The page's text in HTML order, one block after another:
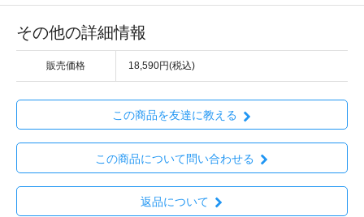
その他の詳細情報
販売価格 18,590円(税込)
この商品を友達に教える
この商品について問い合わせる
返品について